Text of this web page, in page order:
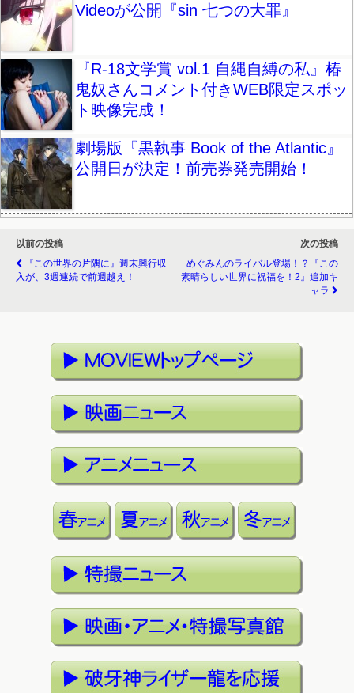
Videoが公開『sin 七つの大罪』
『R-18文学賞 vol.1 自縄自縛の私』椿
鬼奴さんコメント付きWEB限定スポッ
ト映像完成！
劇場版『黒執事 Book of the Atlantic』
公開日が決定！前売券発売開始！
以前の投稿
『この世界の片隅に』週末興行収
入が、3週連続で前週越え！
次の投稿
めぐみんのライバル登場！？『この
素晴らしい世界に祝福を！2』追加キ
ャラ